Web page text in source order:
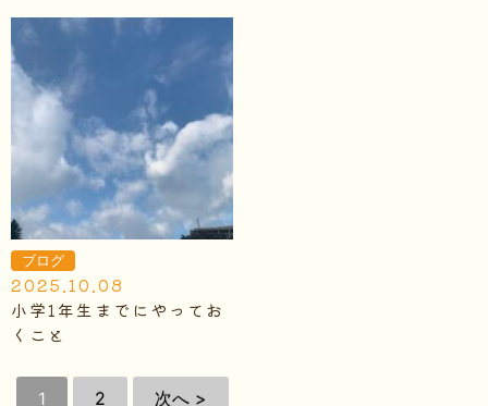
ブログ
2025.10.08
小学1年生までにやってお
くこと
1 2 次へ >